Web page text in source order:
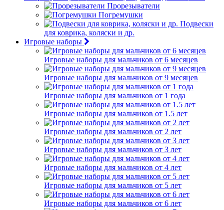
Прорезыватели
Погремушки
Подвески
для коврика, коляски и др.
Игровые наборы
Игровые наборы для мальчиков от 6 месяцев
Игровые наборы для мальчиков от 9 месяцев
Игровые наборы для мальчиков от 1 года
Игровые наборы для мальчиков от 1.5 лет
Игровые наборы для мальчиков от 2 лет
Игровые наборы для мальчиков от 3 лет
Игровые наборы для мальчиков от 4 лет
Игровые наборы для мальчиков от 5 лет
Игровые наборы для мальчиков от 6 лет